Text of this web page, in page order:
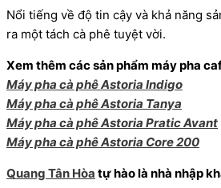
Nổi tiếng về độ tin cậy và khả năng
ra một tách cà phê tuyệt vời.
Xem thêm các sản phẩm máy pha
Máy pha cà phê Astoria Indigo
Máy pha cà phê Astoria Tanya
Máy pha cà phê Astoria Pratic Avant
Máy pha cà phê Astoria Core 200
Quang Tân Hòa tự hào là nhà nhập